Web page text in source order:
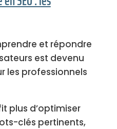
et répondre
est devenu
les professionnels
plus d’optimiser
clés pertinents,